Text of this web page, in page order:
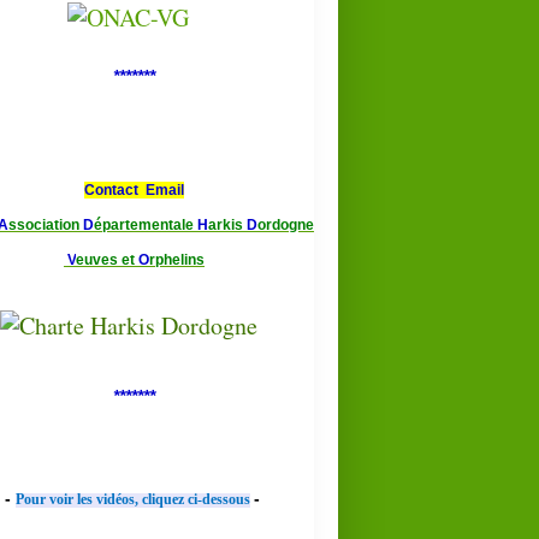
*******
Contact Email
ssociation Départementale Harkis Dordogne
Veuves et Orphelins
*******
- Pour voir les vidéos, cliquez ci-dessous -